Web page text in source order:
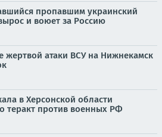
пропавшим украинский
и воюет за Россию
жертвой атаки ВСУ на Нижнекамск
в Херсонской области
теракт против военных РФ